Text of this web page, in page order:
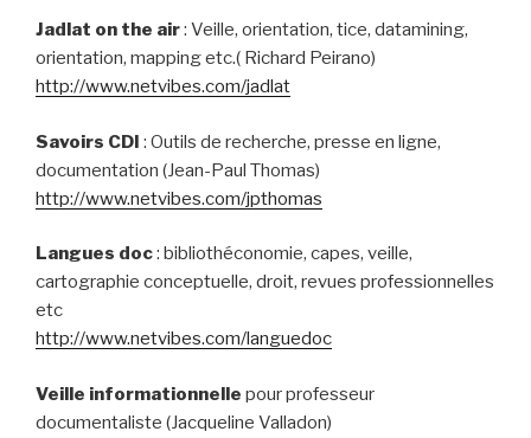
Jadlat on the air: Veille, orientation, tice, datamining,
orientation, mapping etc.( Richard Peirano)
http://www.netvibes.com/jadlat
Savoirs CDI : Outils de recherche, presse en ligne,
documentation (Jean-Paul Thomas)
http://www.netvibes.com/jpthomas
Langues doc: bibliothéconomie, capes, veille,
cartographie conceptuelle, droit, revues professionnelles
etc
http://www.netvibes.com/languedoc
Veille informationnelle pour professeur
documentaliste (Jacqueline Valladon)